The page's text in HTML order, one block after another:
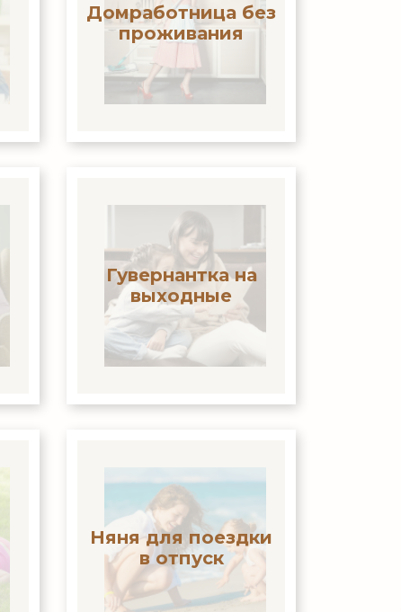
Домработница без
проживания
Гувернантка на
выходные
Няня для поездки
в отпуск